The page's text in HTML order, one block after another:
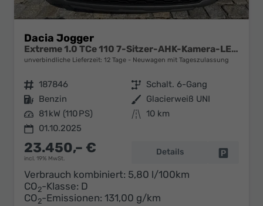
Dacia Jogger
Extreme 1.0 TCe 110 7-Sitzer-AHK-Kamera-LED-AppleCarPlay-AndroidAuto-Winter-Tempomat-Kessy-16''Alu-sofort
unverbindliche Lieferzeit: 12 Tage Neuwagen mit Tageszulassung
Fahrzeugnr. 187846 Getriebe Schalt. 6-Gang
Kraftstoff Benzin Außenfarbe Glacierweiß UNI
Leistung 81 kW (110 PS) Kilometerstand 10 km
01.10.2025
23.450,– €
incl. 19% MwSt.
Details
Verbrauch kombiniert: 5,80 l/100km
CO2-Klasse: D
CO2-Emissionen: 131,00 g/km